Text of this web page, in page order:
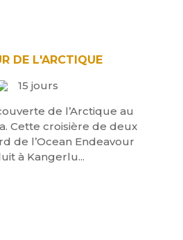
DE L'ARCTIQUE
15 jours
de l’Arctique au
Cette croisière de deux
de l’Ocean Endeavour
à Kangerlu...